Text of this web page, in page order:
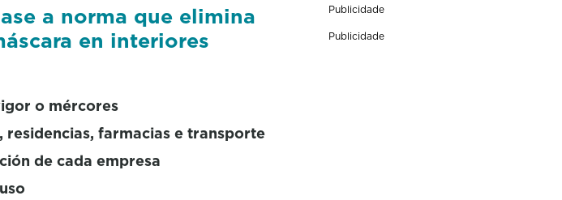
a norma que elimina
en interiores
o mércores
residencias, farmacias e transporte
de cada empresa
Publicidade
Publicidade